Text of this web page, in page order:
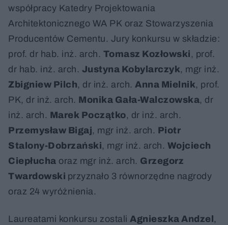
współpracy Katedry Projektowania
Architektonicznego WA PK oraz Stowarzyszenia
Producentów Cementu. Jury konkursu w składzie:
prof. dr hab. inż. arch. Tomasz Kozłowski , prof.
dr hab. inż. arch. Justyna Kobylarczyk, mgr inż.
Zbigniew Pilch, dr inż. arch. Anna Mielnik, prof.
PK, dr inż. arch. Monika Gała-Walczowska, dr
inż. arch. Marek Początko, dr inż. arch.
Przemysław Bigaj, mgr inż. arch. Piotr
Stalony-Dobrzański, mgr inż. arch. Wojciech
Ciepłucha oraz mgr inż. arch. Grzegorz
Twardowski przyznało 3 równorzędne nagrody
oraz 24 wyróżnienia.
Laureatami konkursu zostali Agnieszka Andzel,